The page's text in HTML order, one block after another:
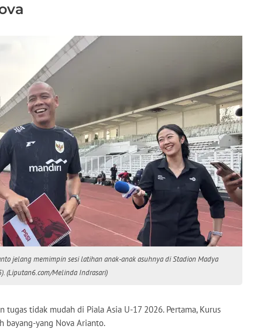
jelang memimpin sesi latihan anak-anak asuhnya di Stadion Madya
(Liputan6.com/Melinda Indrasari)
tidak mudah di Piala Asia U-17 2026. Pertama, Kurus
bayang-yang Nova Arianto.